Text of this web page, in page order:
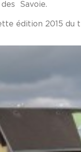
Savoie.
édition 2015 du